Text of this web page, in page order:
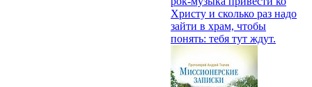
Христу и сколько раз надо
зайти в храм, чтобы
понять: тебя тут ждут.